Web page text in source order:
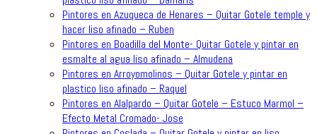
Pintores en Azuqueca de Henares – Quitar Gotele temple y
hacer liso afinado – Ruben
Pintores en Boadilla del Monte- Quitar Gotele y pintar en
esmalte al agua liso afinado – Almudena
Pintores en Arroyomolinos – Quitar Gotele y pintar en
plastico liso afinado – Raquel
Pintores en Alalpardo – Quitar Gotele – Estuco Marmol –
Efecto Metal Cromado- Jose